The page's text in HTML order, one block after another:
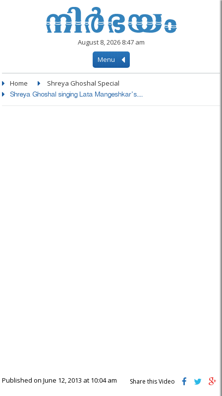
August 8, 2026 8:47 am
Menu
Home Shreya Ghoshal Special
Shreya Ghoshal singing Lata Mangeshkar's....
Published on June 12, 2013 at 10:04 am Share this Video